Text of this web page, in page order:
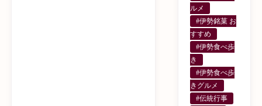
ルメ
#伊勢銘菓 お
すすめ
#伊勢食べ歩
き
#伊勢食べ歩
きグルメ
#伝統行事